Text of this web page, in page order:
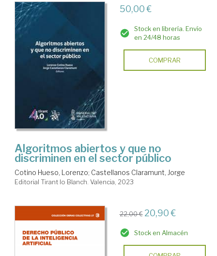
50,00 €
Stock en librería. Envío
en 24/48 horas
COMPRAR
Algoritmos abiertos y que no
discriminen en el sector público
Cotino Hueso, Lorenzo; Castellanos Claramunt, Jorge
Editorial Tirant lo Blanch. Valencia, 2023
22,00 € 20,90 €
Stock en Almacén